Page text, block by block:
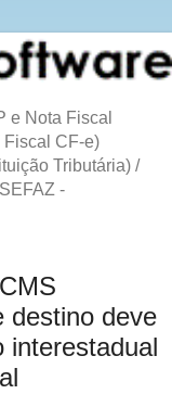
e Nota Fiscal
Fiscal CF-e)
Tributária) /
-
destino deve
interestadual